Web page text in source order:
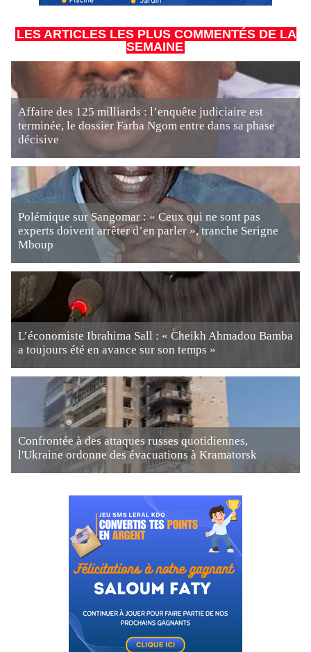
LES ARTICLES LES PLUS COMMENTÉS DE LA
SEMAINE
Affaire des 125 milliards : l’enquête judiciaire est
terminée, le dossier Farba Ngom entre dans sa phase
décisive
Polémique sur Sangomar : « Ceux qui ne sont pas
experts doivent arrêter d’en parler », tranche Serigne
Mboup
L’économiste Ibrahima Sall : « Cheikh Ahmadou Bamba
a toujours été en avance sur son temps »
Confrontée à des attaques russes quotidiennes,
l'Ukraine ordonne des évacuations à Kramatorsk